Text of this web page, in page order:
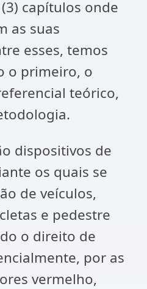
capítulos onde
as suas
esses, temos
o primeiro, o
teórico,
dispositivos de
os quais se
de veículos,
e pedestre
o direito de
por as
vermelho,